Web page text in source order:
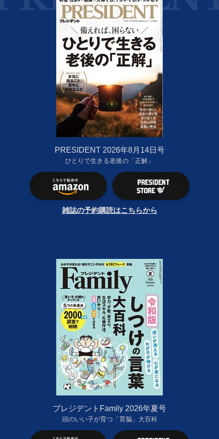
PRESIDENT 2026年8月14日号
ひとりで生きる老後の「正解」
雑誌の予約購読はこちらから
プレジデントFamily 2026年夏号
頭のいい子が育つ「育脳」大百科